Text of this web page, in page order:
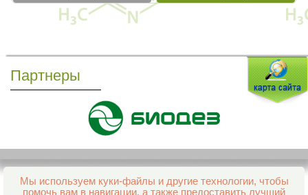
Партнеры
Мы используем куки-файлы и другие технологии, чтобы
помочь вам в навигации, а также предоставить лучший
Все права защищены и охраняются законом